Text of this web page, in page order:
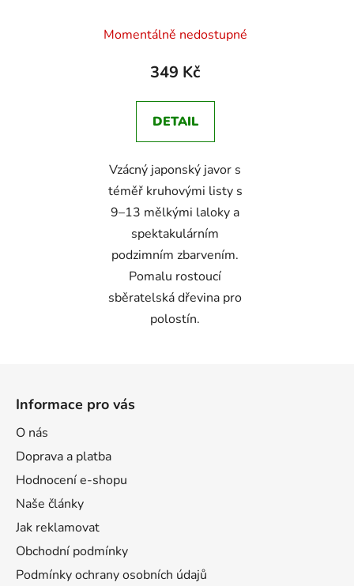
javoru dlanitolistého z
Japonska
Momentálně nedostupné
349 Kč
DETAIL
Vzácný japonský javor s
téměř kruhovými listy s
9–13 mělkými laloky a
spektakulárním
podzimním zbarvením.
Pomalu rostoucí
sběratelská dřevina pro
polostín.
Informace pro vás
O nás
Doprava a platba
Hodnocení e-shopu
Naše články
Jak reklamovat
Obchodní podmínky
Podmínky ochrany osobních údajů